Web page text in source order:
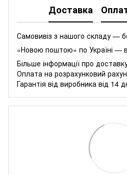
Доставка
Самовивіз з нашого складу —
«Новою поштою» по Україні —
Більше інформації про
Оплата на розрахунковий
Гарантія від виробника від 14